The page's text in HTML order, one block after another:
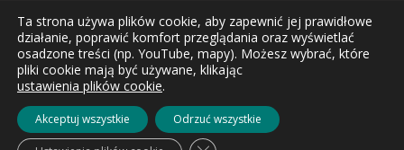
© 1999 - 2026 Vilniaus rajono sporto centras. Visos teisės saugomos. | Privatumo
politika
| Korupcijos prenevcija Pranešėjų apsauga
apsauga|Teisinė informacija Konsultavimasis su visuomene
užduodami klausima| Nuorodos | Atviri duomenys | websvetaines.lt
Ta strona używa plików cookie, aby zapewnić jej prawidłowe
działanie, poprawić komfort przeglądania oraz wyświetlać
osadzone treści (np. YouTube, mapy). Możesz wybrać, które
pliki cookie mają być używane, klikając
ustawienia plików cookie.
Akceptuj wszystkie Odrzuć wszystkie